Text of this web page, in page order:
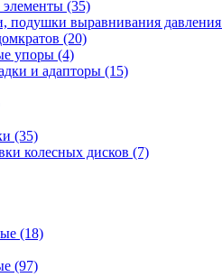
элементы (35)
подушки выравнивания давления
(20)
упоры (4)
и адапторы (15)
(35)
колесных дисков (7)
(18)
(97)